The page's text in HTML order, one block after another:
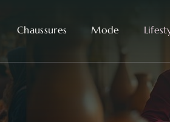
Chaussures Mode